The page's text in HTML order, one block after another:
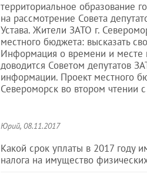
территориальное образование
на рассмотрение Совета
Устава. Жители ЗАТО г.
местного бюджета: высказать
Информация о времени и месте
доводится Советом депутатов
информации. Проект местного
Североморск во втором чтении
Юрий, 08.11.2017
Какой срок уплаты в 2017 году
налога на имущество